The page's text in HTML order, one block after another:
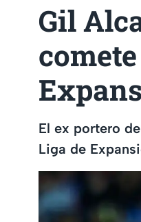
Gil
El ex portero
Liga de